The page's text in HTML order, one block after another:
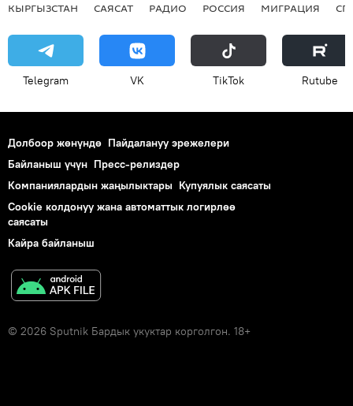
КЫРГЫЗСТАН САЯСАТ РАДИО РОССИЯ МИГРАЦИЯ
Telegram VK ТikТоk Rutube
Долбоор жөнүндө Пайдалануу эрежелери
Байланыш үчүн Пресс-релиздер
Компаниялардын жаңылыктары Купуялык саясаты
Cookie колдонуу жана автоматтык логирлөө
саясаты
Кайра байланыш
© 2026 Sputnik Бардык укуктар корголгон. 18+